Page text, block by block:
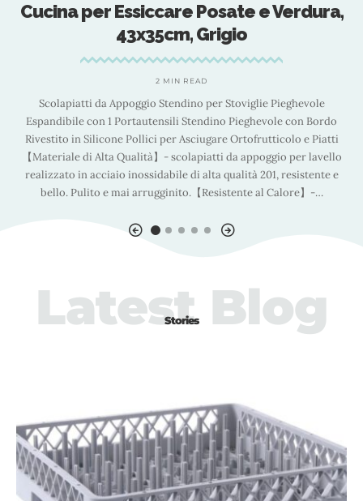
Posate e Verdura,
per Stoviglie Pieghevole
Stendino Pieghevole con Bordo
Asciugare Ortofrutticolo e Piatti
scolapiatti da appoggio per lavello
di alta qualità 201, resistente e
【Resistente al Calore】-…
Frutta,
Descrizione prodotto Viwavee
accessorio è progettato per
integrato del vostro spazio di
risparmiando lo spazio
quando è completamente
spazio per
Stories
Latest Blog